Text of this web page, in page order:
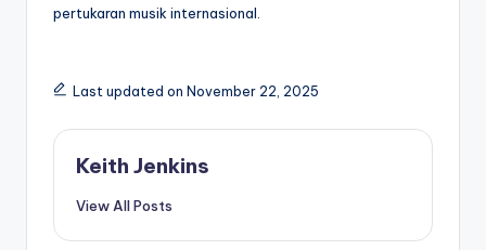
pertukaran musik internasional.
Last updated on November 22, 2025
Keith Jenkins
View All Posts